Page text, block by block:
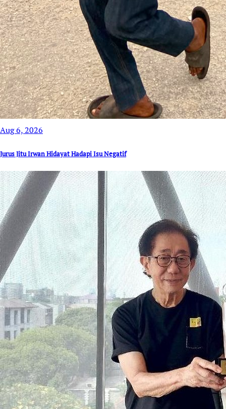
Aug 6, 2026
Jurus Jitu Irwan Hidayat Hadapi Isu Negatif